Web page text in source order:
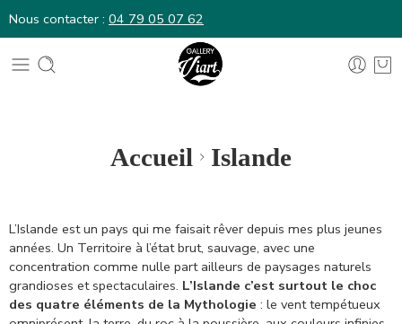
Nous contacter : 04 79 05 07 62
Accueil Islande
L’Islande est un pays qui me faisait rêver depuis mes plus jeunes
années. Un Territoire à l’état brut, sauvage, avec une
concentration comme nulle part ailleurs de paysages naturels
grandioses et spectaculaires. L’Islande c’est surtout le choc
des quatre éléments de la Mythologie : le vent tempétueux